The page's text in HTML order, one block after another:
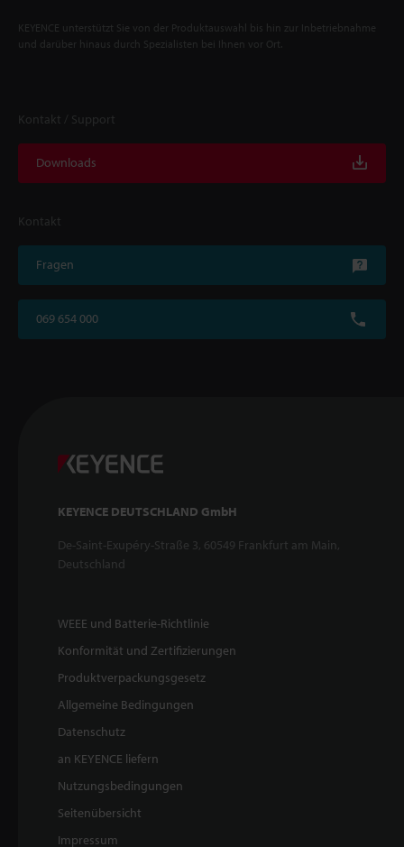
KEYENCE unterstützt Sie von der Produktauswahl bis hin zur Inbetriebnahme
und darüber hinaus durch Spezialisten bei Ihnen vor Ort.
Kontakt / Support
Downloads
Kontakt
Fragen
069 654 000
KEYENCE DEUTSCHLAND GmbH
De-Saint-Exupéry-Straße 3, 60549 Frankfurt am Main,
Deutschland
WEEE und Batterie-Richtlinie
Konformität und Zertifizierungen
Produktverpackungsgesetz
Allgemeine Bedingungen
Datenschutz
an KEYENCE liefern
Nutzungsbedingungen
Seitenübersicht
Impressum